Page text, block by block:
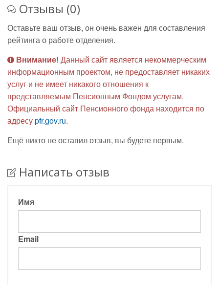
Отзывы (0)
Оставьте ваш отзыв, он очень важен для составления
рейтинга о работе отделения.
Внимание! Данный сайт является некоммерческим
информационным проектом, не предоставляет никаких
услуг и не имеет никакого отношения к
представляемым Пенсионным Фондом услугам.
Официальный сайт Пенсионного фонда находится по
адресуpfr.gov.ru.
Ещё никто не оставил отзыв, вы будете первым.
Написать отзыв
Имя
Email